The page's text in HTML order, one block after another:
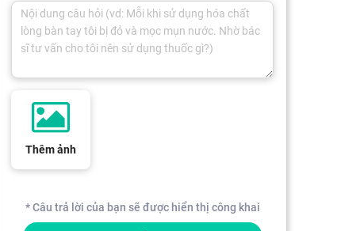
Thêm ảnh
* Câu trả lời của bạn sẽ được hiển thị công khai